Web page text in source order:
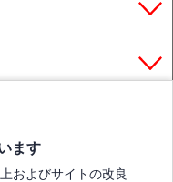
ます
およびサイトの改良